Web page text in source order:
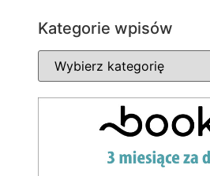
Kategorie wpisów